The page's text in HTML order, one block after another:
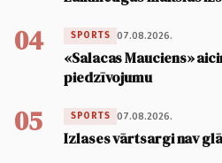
04 SPORTS 07.08.2026.
«Salacas Mauciens»
piedzīvojumu
05 SPORTS 07.08.2026.
Izlases vārtsargi nav